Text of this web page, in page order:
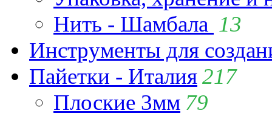
Нить - Шамбала 13
Инструменты для
Пайетки - Италия217
Плоские 3мм 79